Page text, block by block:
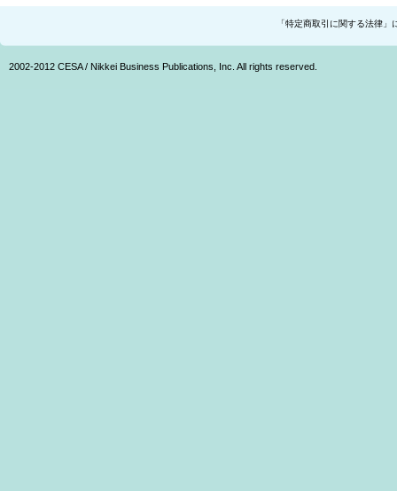
「特定商取引に関する法律」
2002-2012 CESA / Nikkei Business Publications, Inc. All rights reserved.